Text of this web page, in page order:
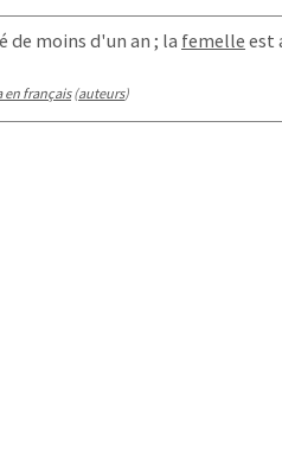
de moins d'un an ; la femelle est
en français(auteurs)